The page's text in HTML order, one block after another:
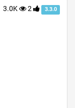
3.0K 2 3.3.0